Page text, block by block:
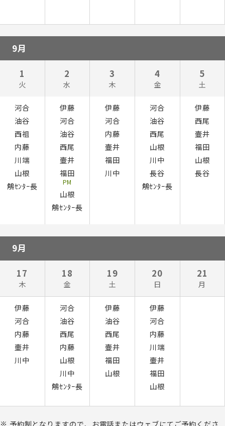
9月
1
火
2
水
3
木
4
金
5
土
河合
油谷
西祖
内藤
川端
山根
鵤ｾﾝﾀｰ長
伊藤
河合
油谷
西尾
壷井
福田
PM
山根
鵤ｾﾝﾀｰ長
伊藤
河合
内藤
壷井
福田
川中
河合
油谷
西尾
山根
川中
長谷
鵤ｾﾝﾀｰ長
伊藤
西尾
壷井
福田
山根
長谷
9月
17
木
18
金
19
土
20
日
21
月
伊藤
河合
内藤
壷井
川中
河合
油谷
西尾
内藤
山根
川中
鵤ｾﾝﾀｰ長
伊藤
油谷
西尾
壷井
福田
山根
伊藤
河合
内藤
川端
壷井
福田
山根
予約制となりますので、お電話またはウェブにてご予約くださ